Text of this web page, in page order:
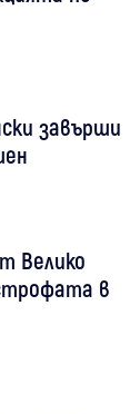
завърши
Велико
в